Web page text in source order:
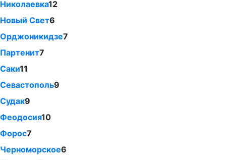
Николаевка12
Новый Свет6
Орджоникидзе7
Партенит7
Саки11
Севастополь9
Судак9
Феодосия10
Форос7
Черноморское6